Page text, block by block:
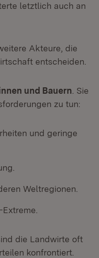
letztlich auch an
Akteure, die
entscheiden.
und Bauern . Sie
zu tun:
und geringe
Weltregionen.
die Landwirte oft
konfrontiert.